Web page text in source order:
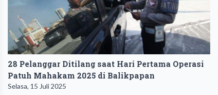
28 Pelanggar Ditilang saat Hari Pertama Operasi
Patuh Mahakam 2025 di Balikpapan
Selasa, 15 Juli 2025